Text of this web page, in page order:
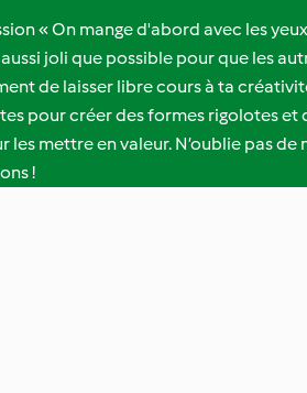
« On mange d'abord avec les
joli que possible pour que les
de laisser libre cours à ta
pour créer des formes rigolotes et
les mettre en valeur. N’oublie pas de
!